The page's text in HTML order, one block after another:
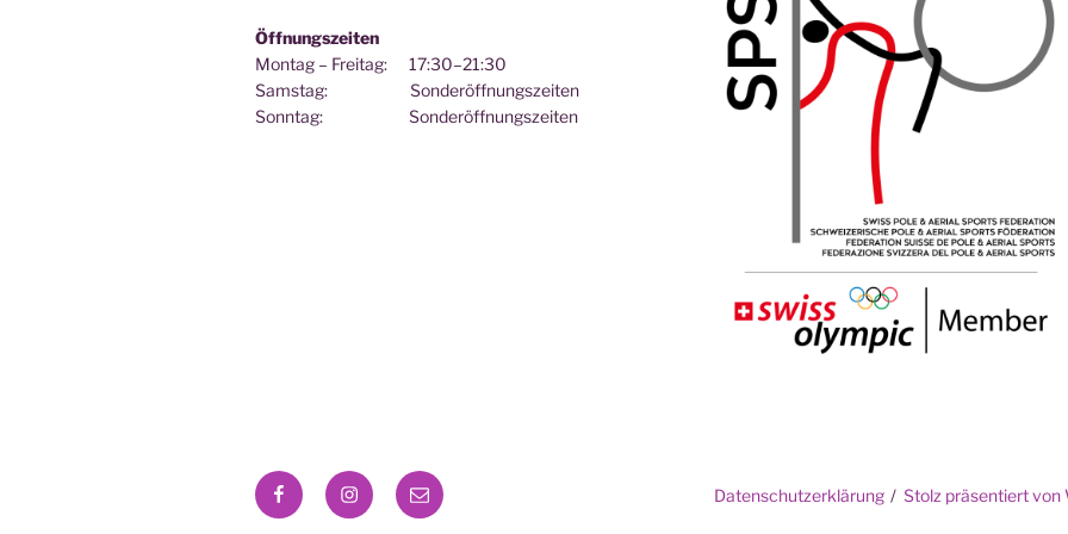
Öffnungszeiten
Montag – Freitag: 17:30–21:30
Samstag: Sonderöffnungszeiten
Sonntag: Sonderöffnungszeiten
FacebookInstagramEmail Datenschutzerklärung Stolz präsentiert von